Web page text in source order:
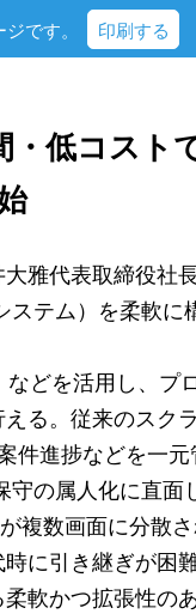
です。 印刷する
低コスト
雅代表取締役社
テム）を柔軟に
どを活用し、プ
る。従来のスク
進捗などを一元
の属人化に直
複数画面に分散
に引き継ぎが困
軟かつ拡張性の